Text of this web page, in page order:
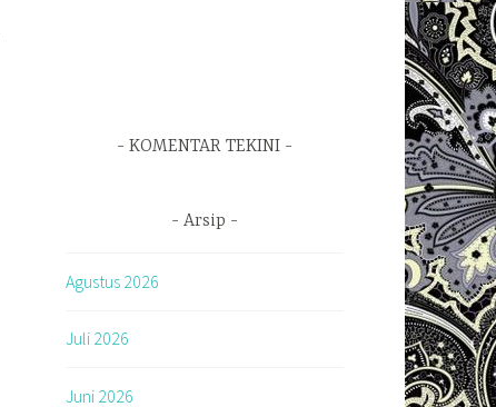
KOMENTAR TEKINI
Arsip
Agustus 2026
Juli 2026
Juni 2026